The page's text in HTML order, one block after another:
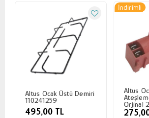
Altus Ocak Üstü Demiri
110241259
495,00 TL
Altus
Orjinal
İndirimli